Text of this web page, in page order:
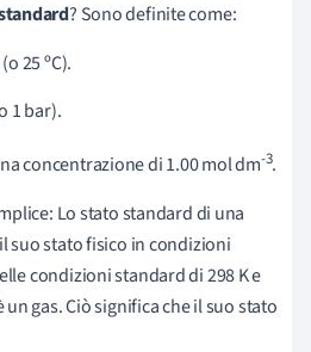
? Sono definite come:
25 ºC).
1 bar).
concentrazione di 1.00 mol dm-3.
Lo stato standard di una
suo stato fisico in condizioni
condizioni standard di 298 K e
un gas. Ciò significa che il suo stato